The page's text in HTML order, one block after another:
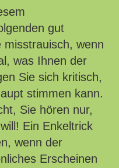
gut
wenn
was Ihnen der
Sie sich kritisch,
stimmen kann.
Sie hören nur,
Ein Enkeltrick
wenn der
Erscheinen